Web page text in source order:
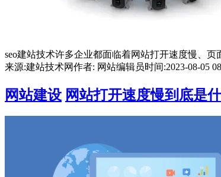
seo建站技术许多企业都面临着网站打开速度慢、
来源:建站技术网作者: 网站编辑员时间:2023-08-05
网站建设 网站打开速度慢到底是